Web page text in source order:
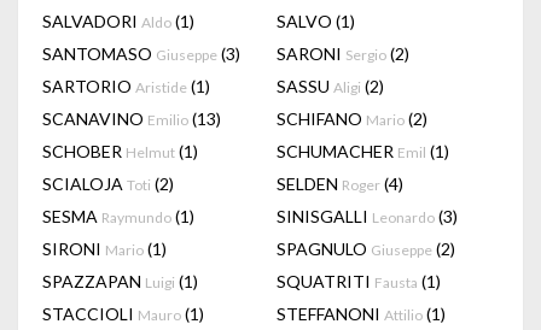
SALVADORI Aldo (1) SALVO (1)
SANTOMASO Giuseppe (3) SARONI Sergio (2)
SARTORIO Aristide (1) SASSU Aligi (2)
SCANAVINO Emilio (13) SCHIFANO Mario (2)
SCHOBER Helmut (1) SCHUMACHER Emil (1)
SCIALOJA Toti (2) SELDEN Roger (4)
SESMA Raymundo (1) SINISGALLI Leonardo (3)
SIRONI Mario (1) SPAGNULO Giuseppe (2)
SPAZZAPAN Luigi (1) SQUATRITI Fausta (1)
STACCIOLI Mauro (1) STEFFANONI Attilio (1)